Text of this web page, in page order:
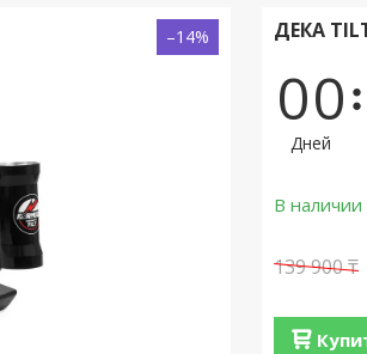
–14% ДЕКА
00
Дней
В наличии
139 900 ₸